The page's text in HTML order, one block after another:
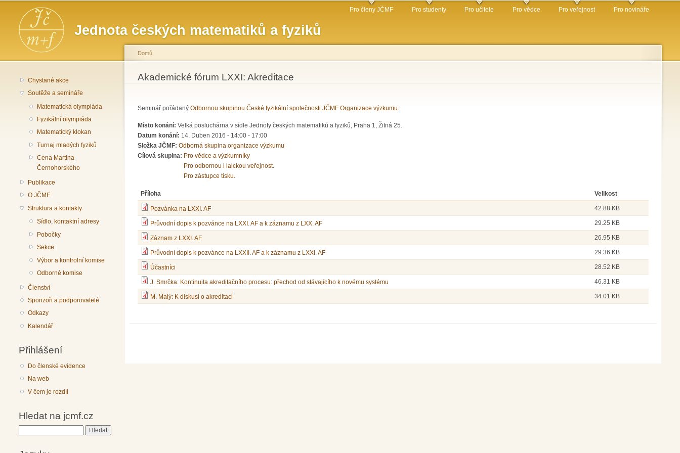
obsahu
Jednota českých matematiků a fyziků
Hlavní menu Pro členy JČMF Pro studenty Pro učitele Pro vědce Pro veřejnost Pro novináře
Chystané akce
Soutěže a semináře
Matematická olympiáda
Fyzikální olympiáda
Matematický klokan
Turnaj mladých fyziků
Cena Martina
Černohorského
Publikace
O JČMF
Struktura a kontakty
Sídlo, kontaktní adresy
Pobočky
Sekce
Výbor a kontrolní komise
Odborné komise
Členství
Sponzoři a podporovatelé
Odkazy
Kalendář
Přihlášení
Do členské evidence
Na web
V čem je rozdíl
Hledat na jcmf.cz
Jste zde
Domů
Akademické fórum LXXI: Akreditace
Seminář pořádaný Odbornou skupinou České fyzikální společnosti JČMF Organizace výzkumu
Místo konání: Velká posluchárna v sídle Jednoty českých matematiků a fyziků, Praha 1, Žitná 25.
Datum konání: 14. Duben 2016 - 14:00 - 17:00
Složka JČMF: Odborná skupina organizace výzkumu
Cílová skupina: Pro vědce a výzkumníky
Pro odbornou i laickou veřejnost.
Pro zástupce tisku.
Příloha Velikost
Pozvánka na LXXI. AF 42.88 KB
Průvodní dopis k pozvánce na LXXI. AF a k záznamu z LXX. AF 29.25 KB
Záznam z LXXI. AF 26.95 KB
Průvodní dopis k pozvánce na LXXII. AF a k záznamu z LXXI. AF 29.36 KB
Účastníci 28.52 KB
J. Smrčka: Kontinuita akreditačního procesu: přechod od stávajícího k novému systému 46.31 KB
M. Malý: K diskusi o akreditaci 34.01 KB